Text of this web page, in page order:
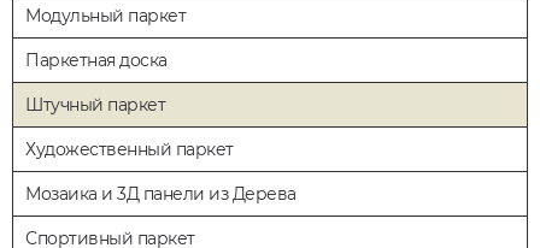
Модульный паркет
Паркетная доска
Штучный паркет
Художественный паркет
Мозаика и 3Д панели из Дерева
Спортивный паркет